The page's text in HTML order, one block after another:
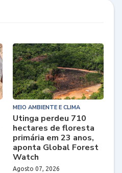
MEIO AMBIENTE E CLIMA
Utinga perdeu 710
hectares de floresta
primária em 23 anos,
aponta Global Forest
Watch
Agosto 07, 2026